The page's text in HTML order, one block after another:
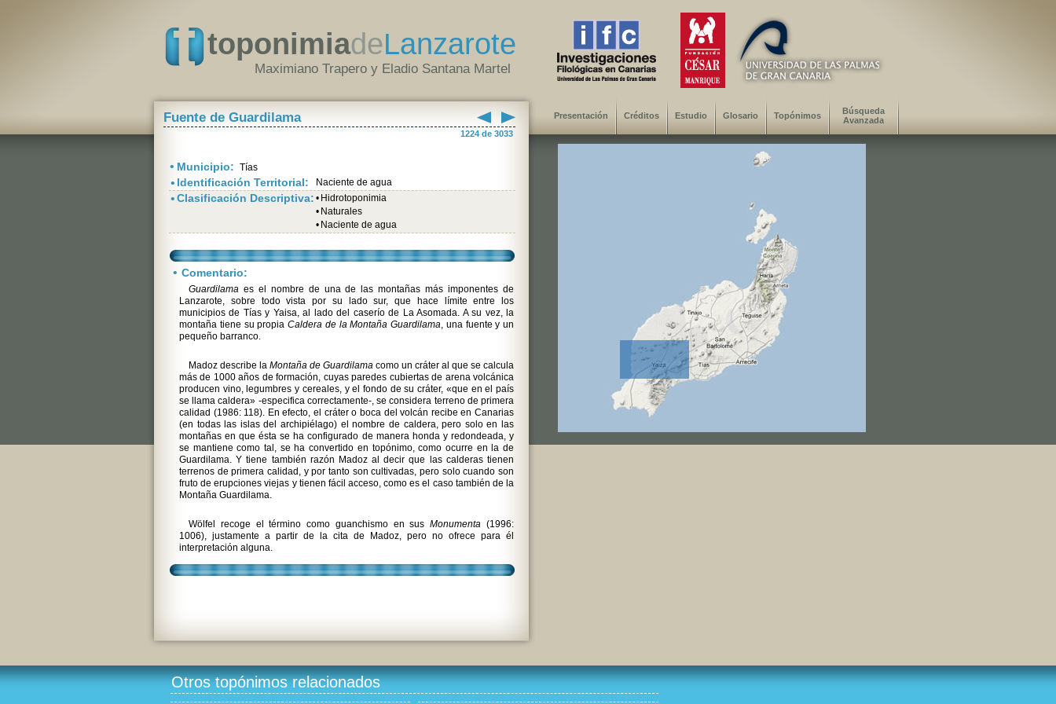
toponimiadeLanzarote
Maximiano Trapero y Eladio Santana Martel
Fuente de Guardilama
1224 de 3033
• Municipio: Tías
• Identificación Territorial: Naciente de agua
•Clasificación Descriptiva: • Hidrotoponimia
• Naturales
• Naciente de agua
• Comentario:
Guardilama es el nombre de una de las montañas más imponentes de
Lanzarote, sobre todo vista por su lado sur, que hace límite entre los
municipios de Tías y Yaisa, al lado del caserío de La Asomada. A su vez, la
montaña tiene su propia Caldera de la Montaña Guardilama, una fuente y un
pequeño barranco.
Madoz describe la Montaña de Guardilama como un cráter al que se calcula
más de 1000 años de formación, cuyas paredes cubiertas de arena volcánica
producen vino, legumbres y cereales, y el fondo de su cráter, «que en el país
se llama caldera» -especifica correctamente-, se considera terreno de primera
calidad (1986: 118). En efecto, el cráter o boca del volcán recibe en Canarias
(en todas las islas del archipiélago) el nombre de caldera, pero solo en las
montañas en que ésta se ha configurado de manera honda y redondeada, y
se mantiene como tal, se ha convertido en topónimo, como ocurre en la de
Guardilama. Y tiene también razón Madoz al decir que las calderas tienen
terrenos de primera calidad, y por tanto son cultivadas, pero solo cuando son
fruto de erupciones viejas y tienen fácil acceso, como es el caso también de la
Montaña Guardilama.
Wölfel recoge el término como guanchismo en susMonumenta (1996:
1006), justamente a partir de la cita de Madoz, pero no ofrece para él
interpretación alguna.
Presentación Créditos Estudio Glosario Topónimos
Búsqueda
Avanzada
Otros topónimos relacionados